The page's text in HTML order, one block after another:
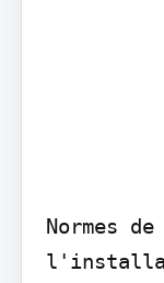
Normes